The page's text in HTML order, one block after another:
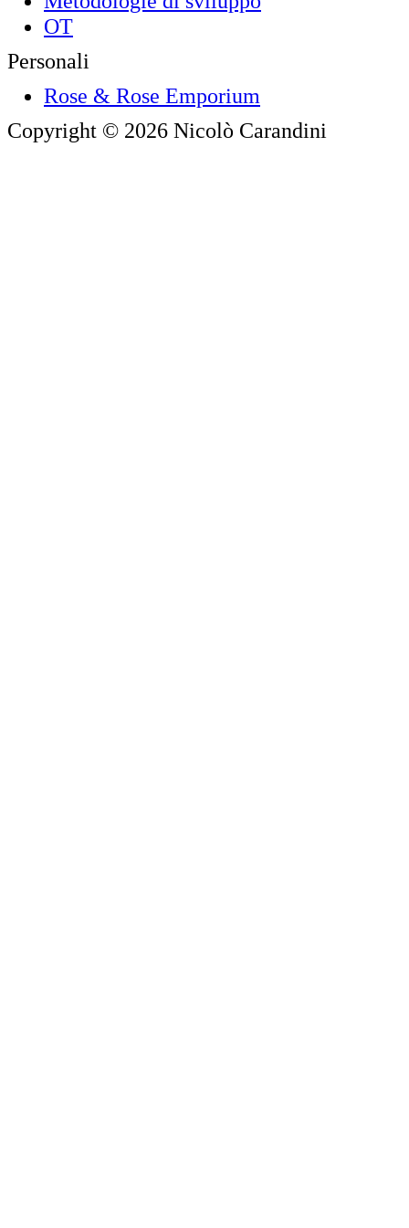
OT
Personali
Rose & Rose Emporium
Copyright © 2026 Nicolò Carandini